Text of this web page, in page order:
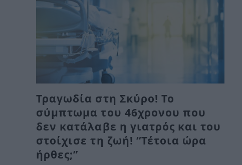
Τραγωδία στη Σκύρο! Το
σύμπτωμα του 46χρονου που
δεν κατάλαβε η γιατρός και του
στοίχισε τη ζωή! “Τέτοια ώρα
ήρθες;”